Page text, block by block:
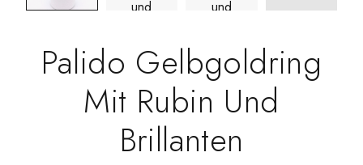
Palido Gelbgoldring
Mit Rubin Und
Brillanten